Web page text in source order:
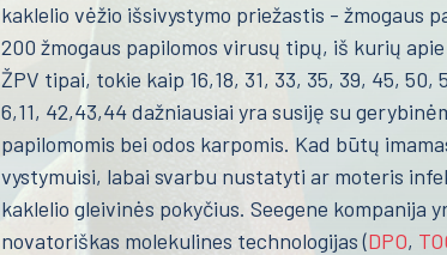
kaklelio vėžio išsivystymo priežastis - žmogaus
200 žmogaus papilomos virusų tipų, iš kurių
ŽPV tipai, tokie kaip 16,18, 31, 33, 35, 39, 45,
6,11, 42,43,44 dažniausiai yra susiję su
papilomomis bei odos karpomis. Kad būtų
vystymuisi, labai svarbu nustatyti ar moteris
kaklelio gleivinės pokyčius. Seegene
novatoriškas molekulines technologijas (DPO,